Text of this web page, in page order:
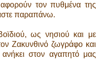
τον πυθμένα της
παραπάνω.
ως νησιού και με
Ζακυνθινό ζωγράφο και
στον αγαπητό μας